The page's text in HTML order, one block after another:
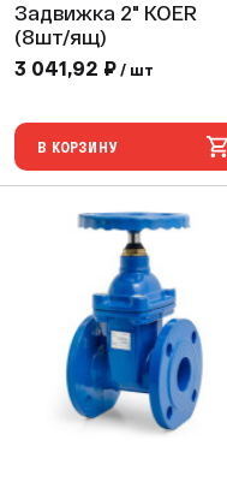
Задвижка 2" KOER
(8шт/ящ)
3 041,92 ₽ / шт
В КОРЗИНУ